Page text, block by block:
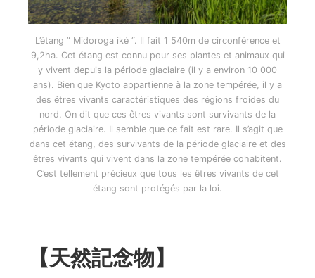
L’étang ” Midoroga iké “. Il fait 1 540m de circonférence et
9,2ha. Cet étang est connu pour ses plantes et animaux qui
y vivent depuis la période glaciaire (il y a environ 10 000
ans). Bien que Kyoto appartienne à la zone tempérée, il y a
des êtres vivants caractéristiques des régions froides du
nord. On dit que ces êtres vivants sont survivants de la
période glaciaire. Il semble que ce fait est rare. Il s’agit que
dans cet étang, des survivants de la période glaciaire et des
êtres vivants qui vivent dans la zone tempérée cohabitent.
C’est tellement précieux que tous les êtres vivants de cet
étang sont protégés par la loi.
【天然記念物】